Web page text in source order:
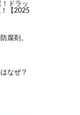
ドラッ
【2025
腐剤。
なぜ？